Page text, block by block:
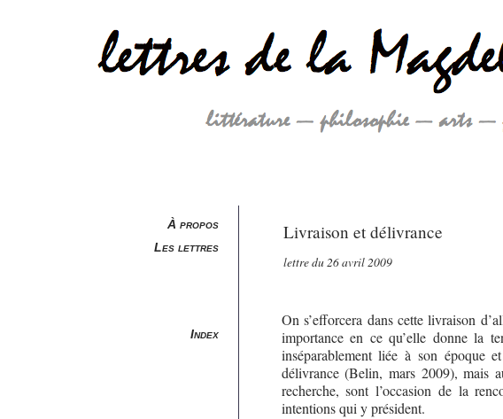
À propos
Les lettres
Index
Livraison et délivrance
lettre du 26 avril 2009
On s’efforcera dans cette livraison
importance en ce qu’elle donne la
inséparablement liée à son époque
délivrance (Belin, mars 2009), mais
recherche, sont l’occasion de la
intentions qui y président.